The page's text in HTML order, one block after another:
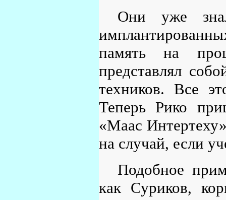
Они уже
память на
представлял
техников. Все
Теперь Рико
«Маас
на случай, если
Подобное
как Суриков,